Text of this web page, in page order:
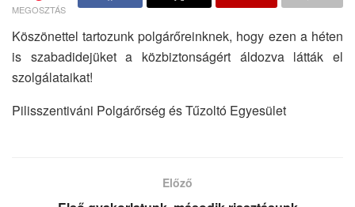
MEGOSZTÁS
Köszönettel tartozunk polgárőreinknek, hogy ezen a héten
is szabadidejüket a közbiztonságért áldozva látták el
szolgálataikat!
Pilisszentiváni Polgárőrség és Tűzoltó Egyesület
Előző